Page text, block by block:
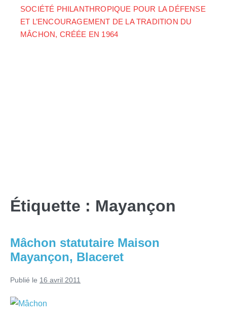
SOCIÉTÉ PHILANTHROPIQUE POUR LA DÉFENSE
ET L’ENCOURAGEMENT DE LA TRADITION DU
MÂCHON, CRÉÉE EN 1964
Étiquette : Mayançon
Mâchon statutaire Maison
Mayançon, Blaceret
Publié le 16 avril 2011